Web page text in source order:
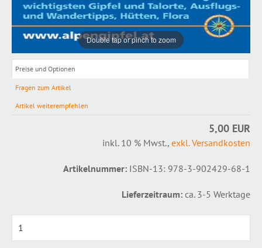
Double tap or pinch to zoom
Preise und Optionen
Fragen zum Artikel
Artikel weiterempfehlen
5,00 EUR
inkl. 10 % Mwst., exkl. Versandkosten
Artikelnummer: ISBN-13: 978-3-902429-68-1
Lieferzeitraum: ca. 3-5 Werktage